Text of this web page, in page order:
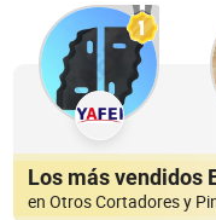
en Otros Cortadores y